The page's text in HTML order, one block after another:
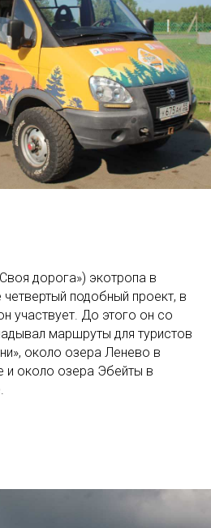
дорога») экотропа в
подобный проект, в
участвует. До этого он со
маршруты для туристов
около озера Ленево в
около озера Эбейты в